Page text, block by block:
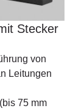
Stecker
von
Leitungen
75 mm